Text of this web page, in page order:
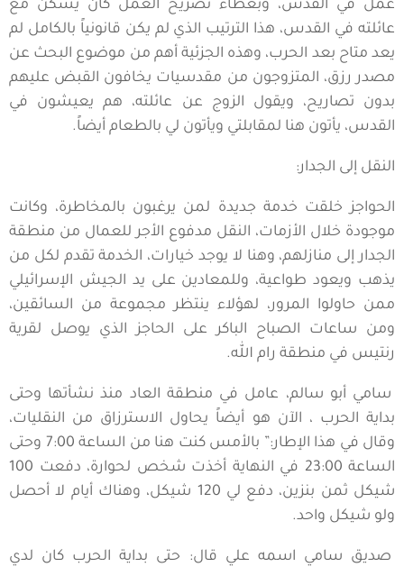
عمل في القدس، وبغطاء تصريح العمل كان يسكن مع
عائلته في القدس، هذا الترتيب الذي لم يكن قانونياً بالكامل لم
يعد متاح بعد الحرب، وهذه الجزئية أهم من موضوع البحث عن
مصدر رزق، المتزوجون من مقدسيات يخافون القبض عليهم
بدون تصاريح، ويقول الزوج عن عائلته، هم يعيشون في
القدس، يأتون هنا لمقابلتي ويأتون لي بالطعام أيضاً.
النقل إلى الجدار:
الحواجز خلقت خدمة جديدة لمن يرغبون بالمخاطرة، وكانت
موجودة خلال الأزمات، النقل مدفوع الأجر للعمال من منطقة
الجدار إلى منازلهم، وهنا لا يوجد خيارات، الخدمة تقدم لكل من
يذهب ويعود طواعية، وللمعادين على يد الجيش الإسرائيلي
ممن حاولوا المرور، لهؤلاء ينتظر مجموعة من السائقين،
ومن ساعات الصباح الباكر على الحاجز الذي يوصل لقرية
رنتيس في منطقة رام الله.
سامي أبو سالم، عامل في منطقة العاد منذ نشأتها وحتى
بداية الحرب ، الآن هو أيضاً يحاول الاسترزاق من النقليات،
وقال في هذا الإطار:” بالأمس كنت هنا من الساعة 7:00 وحتى
الساعة 23:00 في النهاية أخذت شخص لحوارة، دفعت 100
شيكل ثمن بنزين، دفع لي 120 شيكل، وهناك أيام لا أحصل
ولو شيكل واحد.
صديق سامي اسمه علي قال: حتى بداية الحرب كان لدي